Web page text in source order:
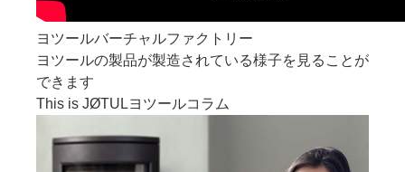
ヨツールバーチャルファクトリー
ヨツールの製品が製造されている様子を見ることが
できます
This is JØTULヨツールコラム